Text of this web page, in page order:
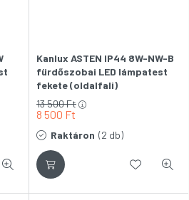
Kanlux ASTEN IP44 8W-NW-B
fürdőszobai LED lámpatest
fekete (oldalfali)
8 500 Ft
13 500Ft
Raktáron (2 db)